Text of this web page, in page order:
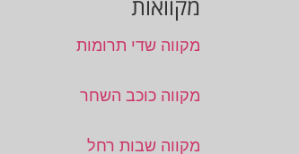
מקוואות
מקווה שדי תרומות
מקווה כוכב השחר
מקווה שבות רחל